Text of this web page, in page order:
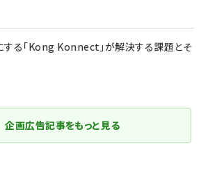
る「Kong Konnect」が解決する課題とそ
企画広告記事をもっと見る